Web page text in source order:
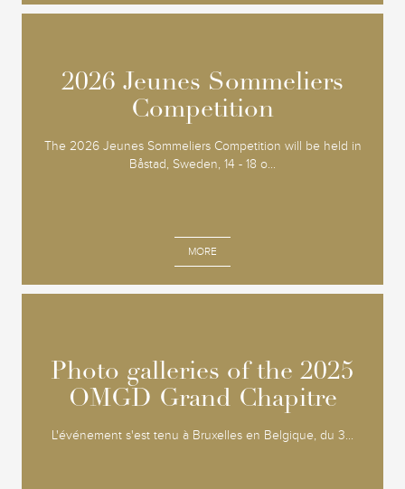
2026 Jeunes Sommeliers
Competition
The 2026 Jeunes Sommeliers Competition will be held in
Båstad, Sweden, 14 - 18 o...
MORE
2026 Jeunes Sommeliers
Competition
Photo galleries of the 2025
OMGD Grand Chapitre
L'événement s'est tenu à Bruxelles en Belgique, du 3...
Photo galleries of the 2025
OMGD Grand Chapitre